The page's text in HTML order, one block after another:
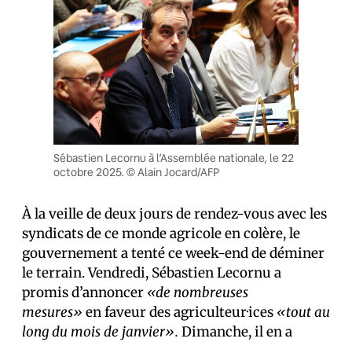
Sébastien Lecornu à l’Assemblée nationale, le 22
octobre 2025. © Alain Jocard/AFP
À la veille de deux jours de rendez-vous avec les
syndicats de ce monde agricole en colère, le
gouvernement a tenté ce week-end de déminer
le terrain. Vendredi, Sébastien Lecornu a
promis d’annoncer «de nombreuses
mesures» en faveur des agriculteur·ices «tout au
long du mois de janvier». Dimanche, il en a